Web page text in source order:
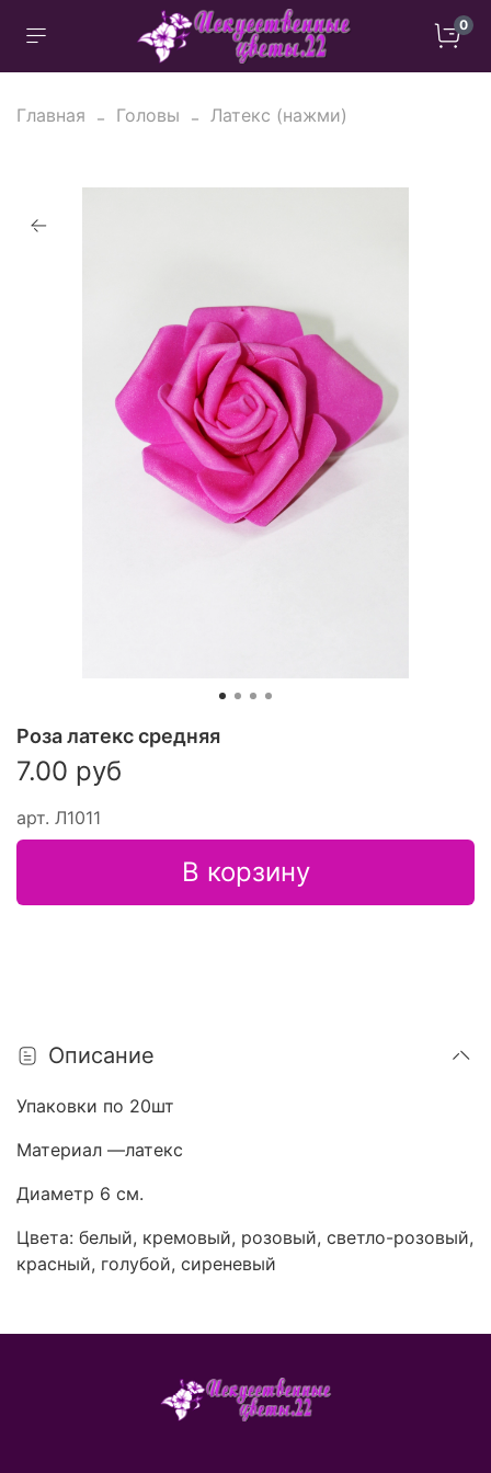
0
Главная Головы Латекс (нажми)
арт. Л1011
Роза латекс средняя
7.00 руб
В корзину
Описание
Упаковки по 20шт
Материал —латекс
Диаметр 6 см.
Цвета: белый, кремовый, розовый, светло-розовый,
красный, голубой, сиреневый